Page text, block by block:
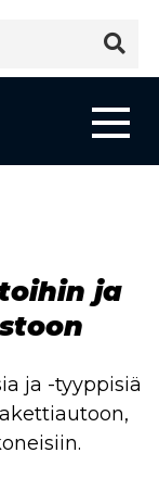
ja
ja -tyyppisiä